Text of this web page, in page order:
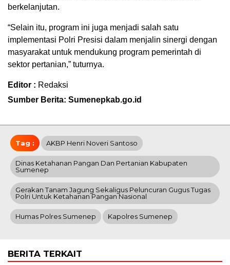
berkelanjutan.
“Selain itu, program ini juga menjadi salah satu
implementasi Polri Presisi dalam menjalin sinergi dengan
masyarakat untuk mendukung program pemerintah di
sektor pertanian,” tuturnya.
Editor : Redaksi
Sumber Berita: Sumenepkab.go.id
Tag : AKBP Henri Noveri Santoso
Dinas Ketahanan Pangan Dan Pertanian Kabupaten
Sumenep
Gerakan Tanam Jagung Sekaligus Peluncuran Gugus Tugas
Polri Untuk Ketahanan Pangan Nasional
Humas Polres Sumenep Kapolres Sumenep
BERITA TERKAIT